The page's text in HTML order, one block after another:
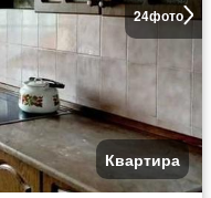
24фото
Квартира